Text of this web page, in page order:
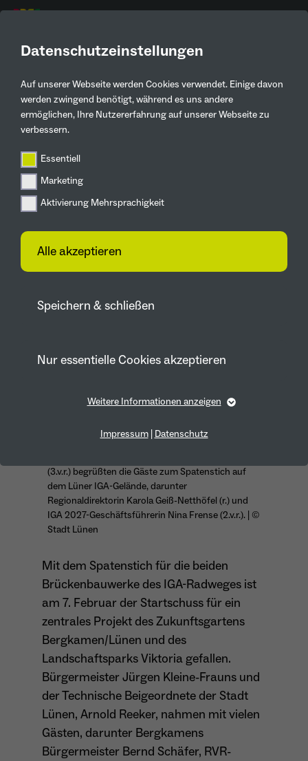
Datenschutzeinstellungen
Auf unserer Webseite werden Cookies verwendet. Einige davon
werden zwingend benötigt, während es uns andere
ermöglichen, Ihre Nutzererfahrung auf unserer Webseite zu
verbessern.
Essentiell
Marketing
Aktivierung Mehrsprachigkeit
Alle akzeptieren
Speichern & schließen
Nur essentielle Cookies akzeptieren
Essentielle Cookies werden für grundlegende Funktionen
Name fe_typo_user
Anbieter TYPO3
Zweck
Dieses Cookie wird verwendet, um Ihre
Cookie-Einstellungen für diese Website zu
speichern.
Name PHPSESSID
Anbieter Session Cookies
Laufzeit
Sessio-Cookie wird beim Schliessen der
Webseite wieder gelöscht
Cookie-Informationen anzeigen
Marketing
Verhalten der Besuchenden auf der Webseite
nachzuvollziehen. Es hilft uns die Nutzererfahrung der
Website zu analysieren und die Inhalte zu verbessern.
Name _pk_id*
Anbieter Matomo
13 Monate
Dient zur anonymen Wiedererkennung eines
Besuchers.
Cookie-Informationen anzeigen
Aktivierung Mehrsprachigkeit
Diese Cookies ermöglichen die automatische Übersetzung
der Website-Inhalte durch GTranslate.
Name googtrans
Anbieter GTranslate Inc.
Cookie-Informationen anzeigen
Weitere Informationen anzeigen
Impressum Datenschutz
Aktuelles
Zurück
Zukunftsgärten
Spatenstich für zwei
Radweges in Lünen
Bürgermeister Jürgen Kleine-Frauns (3.v.l.) und
(3.v.r.) begrüßten die Gäste zum Spatenstich auf
dem Lüner IGA-Gelände, darunter
Regionaldirektorin Karola Geiß-Netthöfel (r.) und
IGA 2027-Geschäftsführerin Nina Frense (2.v.r.). | ©
Stadt Lünen
Mit dem Spatenstich für die beiden
Brückenbauwerke des IGA-Radweges ist
am 7. Februar der Startschuss für ein
zentrales Projekt des Zukunftsgartens
Bergkamen/Lünen und des
Landschaftsparks Viktoria gefallen.
Bürgermeister Jürgen Kleine-Frauns und
der Technische Beigeordnete der Stadt
Lünen, Arnold Reeker, nahmen mit vielen
Gästen, darunter Bergkamens
Bürgermeister Bernd Schäfer, RVR-